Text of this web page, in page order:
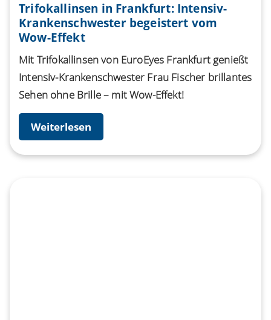
Trifokallinsen in Frankfurt: Intensiv-
Krankenschwester begeistert vom
Wow-Effekt
Mit Trifokallinsen von EuroEyes Frankfurt genießt
Intensiv-Krankenschwester Frau Fischer brillantes
Sehen ohne Brille – mit Wow-Effekt!
Weiterlesen